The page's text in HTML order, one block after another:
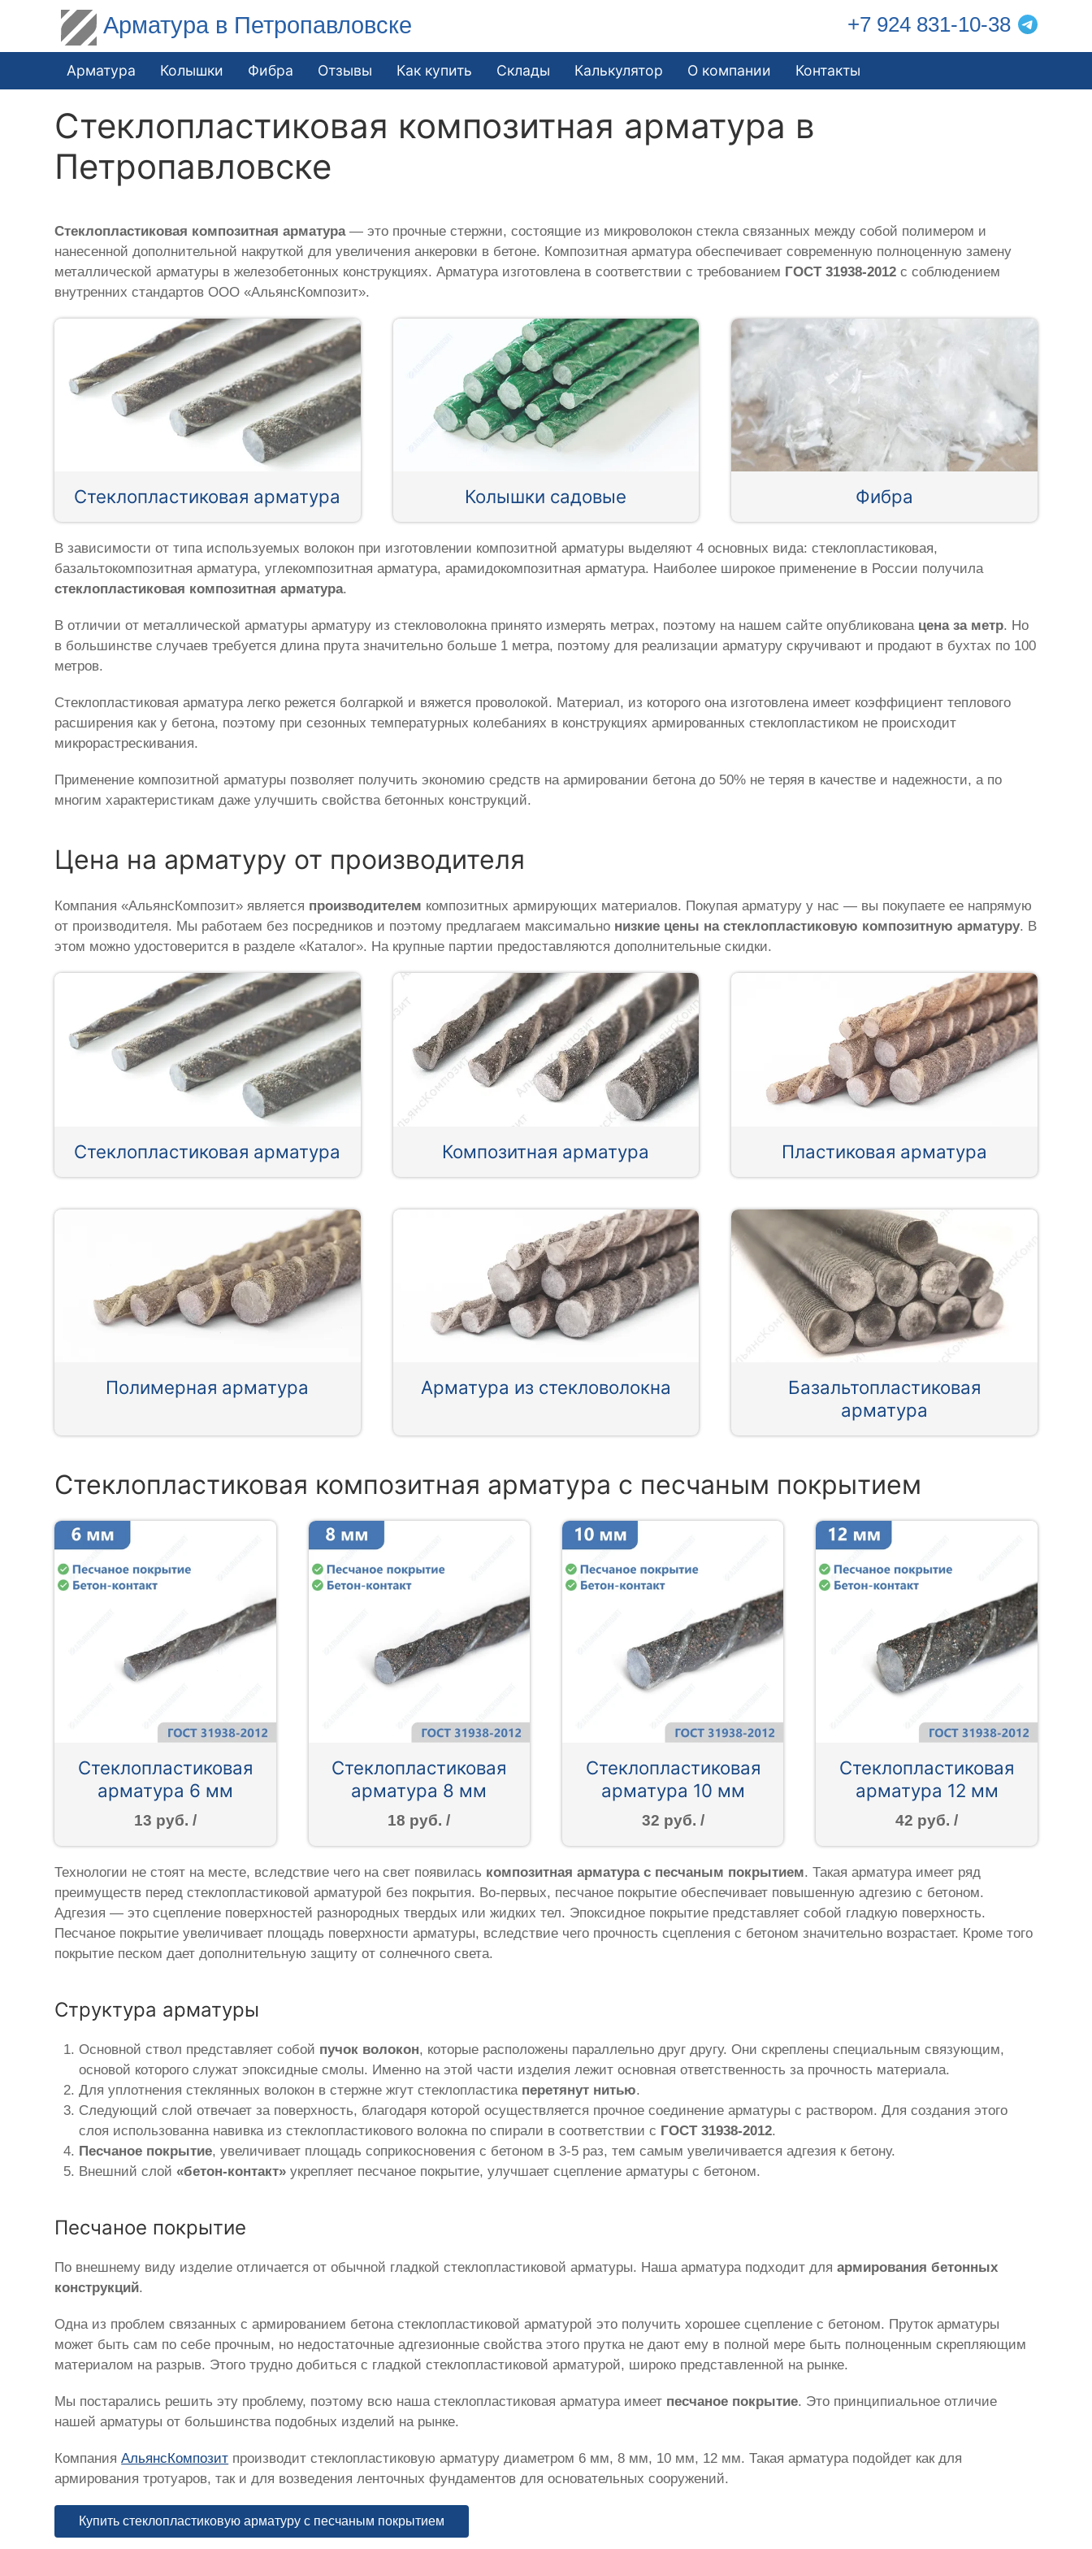
Арматура в Петропавловске +7 924 831-10-38
Арматура Колышки Фибра Отзывы Как купить Склады Калькулятор О компании Контакты
Стеклопластиковая композитная арматура в
Петропавловске
Стеклопластиковая композитная арматура— это прочные стержни, состоящие из микроволокон стекла связанных между собой полимером и
нанесенной дополнительной накруткой для увеличения анкеровки в бетоне. Композитная арматура обеспечивает современную полноценную замену
металлической арматуры в железобетонных конструкциях. Арматура изготовлена в соответствии с требованием ГОСТ 31938-2012 с соблюдением
внутренних стандартов ООО «АльянсКомпозит».
Стеклопластиковая арматура Колышки садовые Фибра
В зависимости от типа используемых волокон при изготовлении композитной арматуры выделяют 4 основных вида: стеклопластиковая,
базальтокомпозитная арматура, углекомпозитная арматура, арамидокомпозитная арматура. Наиболее широкое применение в России получила
стеклопластиковая композитная арматура.
В отличии от металлической арматуры арматуру из стекловолокна принято измерять метрах, поэтому на нашем сайте опубликована цена за метр. Но
в большинстве случаев требуется длина прута значительно больше 1 метра, поэтому для реализации арматуру скручивают и продают в бухтах по 100
метров.
Стеклопластиковая арматура легко режется болгаркой и вяжется проволокой. Материал, из которого она изготовлена имеет коэффициент теплового
расширения как у бетона, поэтому при сезонных температурных колебаниях в конструкциях армированных стеклопластиком не происходит
микрорастрескивания.
Применение композитной арматуры позволяет получить экономию средств на армировании бетона до 50% не теряя в качестве и надежности, а по
многим характеристикам даже улучшить свойства бетонных конструкций.
Цена на арматуру от производителя
Компания «АльянсКомпозит» является производителем композитных армирующих материалов. Покупая арматуру у нас — вы покупаете ее напрямую
от производителя. Мы работаем без посредников и поэтому предлагаем максимально низкие цены на стеклопластиковую композитную арматуру. В
этом можно удостоверится в разделе «Каталог». На крупные партии предоставляются дополнительные скидки.
Стеклопластиковая арматура Композитная арматура Пластиковая арматура
Полимерная арматура Арматура из стекловолокна
Базальтопластиковая
арматура
Стеклопластиковая композитная арматура с песчаным покрытием
Стеклопластиковая
арматура 6 мм
13 руб. /
Стеклопластиковая
арматура 8 мм
18 руб. /
Стеклопластиковая
арматура 10 мм
32 руб. /
Стеклопластиковая
арматура 12 мм
42 руб. /
Технологии не стоят на месте, вследствие чего на свет появилась композитная арматура с песчаным покрытием. Такая арматура имеет ряд
преимуществ перед стеклопластиковой арматурой без покрытия. Во-первых, песчаное покрытие обеспечивает повышенную адгезию с бетоном.
Адгезия — это сцепление поверхностей разнородных твердых или жидких тел. Эпоксидное покрытие представляет собой гладкую поверхность.
Песчаное покрытие увеличивает площадь поверхности арматуры, вследствие чего прочность сцепления с бетоном значительно возрастает. Кроме того
покрытие песком дает дополнительную защиту от солнечного света.
Структура арматуры
Основной ствол представляет собой пучок волокон, которые расположены параллельно друг другу. Они скреплены специальным связующим,
основой которого служат эпоксидные смолы. Именно на этой части изделия лежит основная ответственность за прочность материала.
Для уплотнения стеклянных волокон в стержне жгут стеклопластика перетянут нитью.
Следующий слой отвечает за поверхность, благодаря которой осуществляется прочное соединение арматуры с раствором. Для создания этого
слоя использованна навивка из стеклопластикового волокна по спирали в соответствии с ГОСТ 31938-2012.
Песчаное покрытие, увеличивает площадь соприкосновения с бетоном в 3-5 раз, тем самым увеличивается адгезия к бетону.
Внешний слой«бетон-контакт» укрепляет песчаное покрытие, улучшает сцепление арматуры с бетоном.
Песчаное покрытие
По внешнему виду изделие отличается от обычной гладкой стеклопластиковой арматуры. Наша арматура подходит дляармирования бетонных
конструкций.
Одна из проблем связанных с армированием бетона стеклопластиковой арматурой это получить хорошее сцепление с бетоном. Пруток арматуры
может быть сам по себе прочным, но недостаточные адгезионные свойства этого прутка не дают ему в полной мере быть полноценным скрепляющим
материалом на разрыв. Этого трудно добиться с гладкой стеклопластиковой арматурой, широко представленной на рынке.
Мы постарались решить эту проблему, поэтому всю наша стеклопластиковая арматура имеет песчаное покрытие. Это принципиальное отличие
нашей арматуры от большинства подобных изделий на рынке.
КомпанияАльянсКомпозит производит стеклопластиковую арматуру диаметром 6 мм, 8 мм, 10 мм, 12 мм. Такая арматура подойдет как для
армирования тротуаров, так и для возведения ленточных фундаментов для основательных сооружений.
Купить стеклопластиковую арматуру с песчаным покрытием